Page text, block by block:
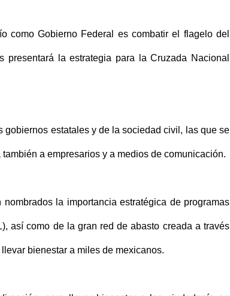
como Gobierno Federal es combatir el flagelo del
la estrategia para la Cruzada Nacional
estatales y de la sociedad civil, las que se
a empresarios y a medios de comunicación.
la importancia estratégica de programas
así como de la gran red de abasto creada a través
bienestar a miles de mexicanos.